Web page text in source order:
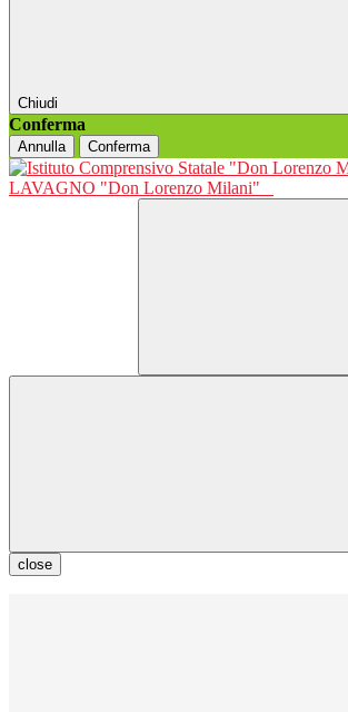
Chiudi
Conferma
Annulla Conferma
LAVAGNO "Don Lorenzo Milani"
close